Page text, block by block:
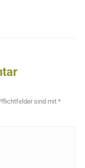
sind mit *